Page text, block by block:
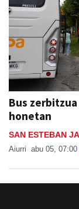
Bus
honetan
SAN ESTEBAN
Aiurri abu 05, 07:00